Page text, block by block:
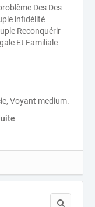
Des Des
infidélité
Reconquérir
Et Familiale
Voyant medium.